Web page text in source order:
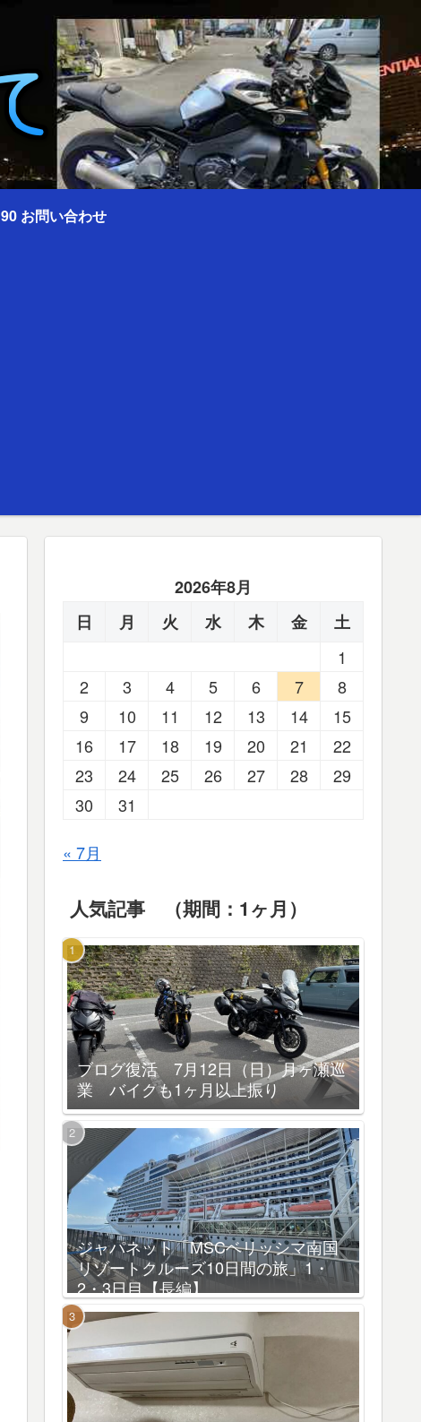
90 お問い合わせ
2026年8月
日
月 火 水 木 金
土
1
2
3 4 5 6 7
8
9
10 11 12 13 14
15
16
17 18 19 20 21
22
23
24 25 26 27 28
29
30
31
« 7月
人気記事 （期間：1ヶ月）
ブログ復活 7月12日（日）月ヶ瀬巡
業 バイクも1ヶ月以上振り
ジャパネット「MSCベリッシマ南国
リゾートクルーズ10日間の旅」1・
2・3日目【長編】